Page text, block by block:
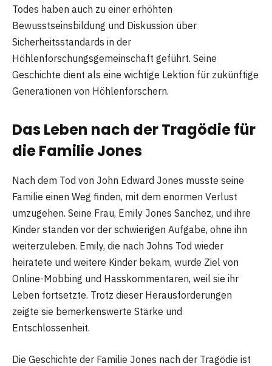
Todes haben auch zu einer erhöhten
Bewusstseinsbildung und Diskussion über
Sicherheitsstandards in der
Höhlenforschungsgemeinschaft geführt. Seine
Geschichte dient als eine wichtige Lektion für zukünftige
Generationen von Höhlenforschern.
Das Leben nach der Tragödie für
die Familie Jones
Nach dem Tod von John Edward Jones musste seine
Familie einen Weg finden, mit dem enormen Verlust
umzugehen. Seine Frau, Emily Jones Sanchez, und ihre
Kinder standen vor der schwierigen Aufgabe, ohne ihn
weiterzuleben. Emily, die nach Johns Tod wieder
heiratete und weitere Kinder bekam, wurde Ziel von
Online-Mobbing und Hasskommentaren, weil sie ihr
Leben fortsetzte. Trotz dieser Herausforderungen
zeigte sie bemerkenswerte Stärke und
Entschlossenheit.
Die Geschichte der Familie Jones nach der Tragödie ist